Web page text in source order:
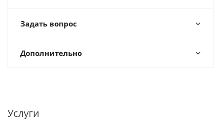
Задать вопрос
Дополнительно
Услуги